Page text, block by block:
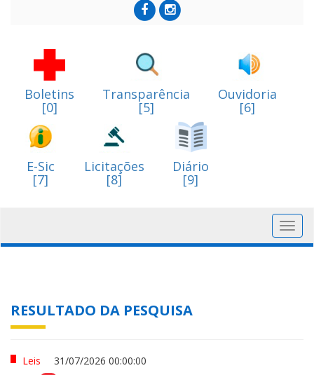
Boletins
[0]
Transparência
[5]
Ouvidoria
[6]
E-Sic
[7]
Licitações
[8]
Diário
[9]
RESULTADO DA PESQUISA
Leis 31/07/2026 00:00:00